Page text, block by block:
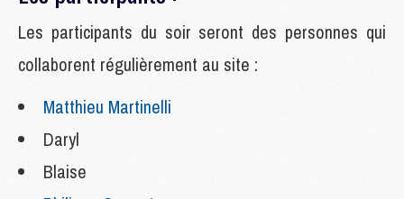
Les participants du soir seront des personnes qui
collaborent régulièrement au site :
Matthieu Martinelli
Daryl
Blaise